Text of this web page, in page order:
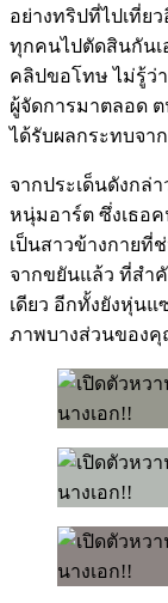
อย่างทริปที่ไปเที่ย
ทุกคนไปตัดสินกันเ
คลิปขอโทษ ไม่รู้ว่
ผู้จัดการมาตลอด
ได้รับผลกระทบจา
จากประเด็นดังกล่
หนุ่มอาร์ต ซึ่งเธอ
เป็นสาวข้างกายที่
จากขยันแล้ว ที่สำ
เดียว อีกทั้งยังหุ่น
ภาพบางส่วนของ